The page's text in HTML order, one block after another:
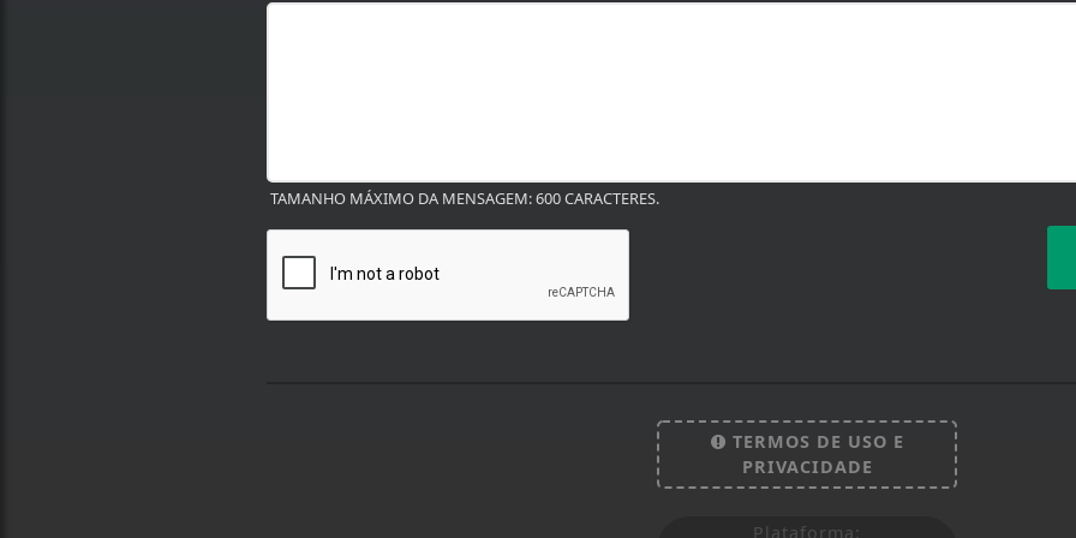
TAMANHO MÁXIMO DA MENSAGEM: 600 CARACTERES.
TERMOS DE USO E
PRIVACIDADE
Plataforma: